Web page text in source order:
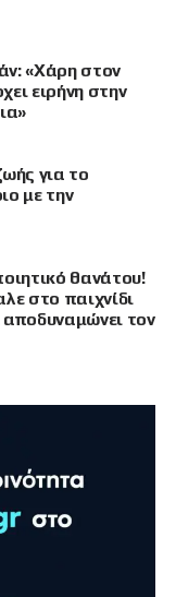
«Χάρη στον
ειρήνη στην
για το
με την
θανάτου!
στο παιχνίδι
τον